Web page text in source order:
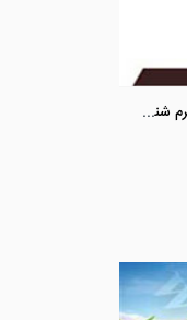
حفاظت از گونه های زیستی در آموزه های جرم شناسی انتقادی گونه های حیوانی